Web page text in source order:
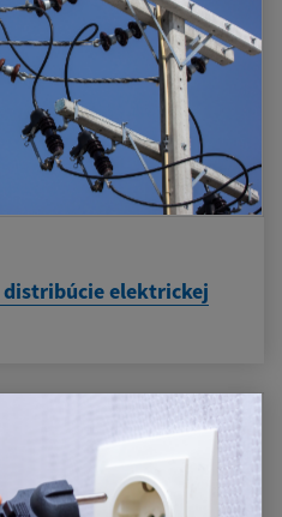
distribúcie elektrickej